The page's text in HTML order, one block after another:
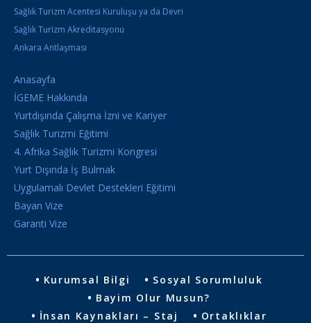
Sağlık Turizm Acentesi Kuruluşu ya da Devri
Sağlık Turizm Akreditasyonu
Ankara Antlaşması
Anasayfa
İGEME Hakkında
Yurtdışında Çalışma İzni ve Kariyer
Sağlık Turizmi Eğitimi
4. Afrika Sağlık Turizmi Kongresi
Yurt Dışında İş Bulmak
Uygulamalı Devlet Destekleri Eğitimi
Bayan Vize
Garanti Vize
Kurumsal Bilgi
Sosyal Sorumluluk
Bayim Olur Musun?
İnsan Kaynakları – Staj
Ortaklıklar